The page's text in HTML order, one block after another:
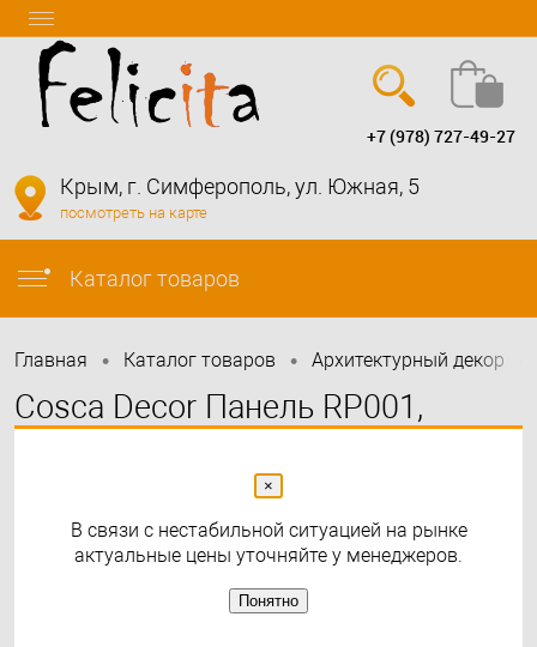
info@felicita-crimea.ru
+7 (978) 727-49-27
Крым, г. Симферополь, ул. Южная, 5
посмотреть на карте
Каталог товаров
Главная • Каталог товаров • Архитектурный декор
Cosca Decor Панель RP001,
×
В связи с нестабильной ситуацией на рынке
актуальные цены уточняйте у менеджеров.
Понятно